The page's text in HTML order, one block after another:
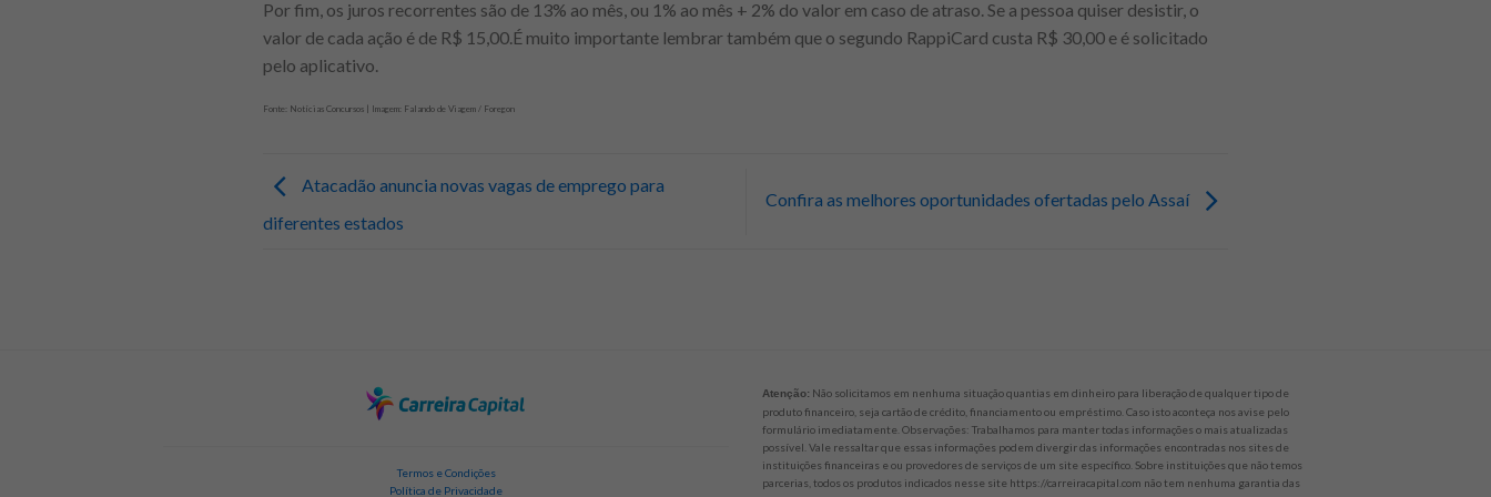
Por fim, os juros recorrentes são de 13% ao mês, ou 1% ao mês + 2% do valor em caso de atraso. Se a pessoa quiser desistir, o
valor de cada ação é de R$ 15,00.É muito importante lembrar também que o segundo RappiCard custa R$ 30,00 e é solicitado
pelo aplicativo.
Fonte: Notícias Concursos | Imagem: Falando de Viagem / Foregon
Atacadão anuncia novas vagas de emprego para
diferentes estados
Confira as melhores oportunidades ofertadas pelo Assaí
Termos e Condições
Política de Privacidade
Atenção: Não solicitamos em nenhuma situação quantias em dinheiro para liberação de qualquer tipo de
produto financeiro, seja cartão de crédito, financiamento ou empréstimo. Caso isto aconteça nos avise pelo
formulário imediatamente. Observações: Trabalhamos para manter todas informações o mais atualizadas
possível. Vale ressaltar que essas informações podem divergir das informações encontradas nos sites de
instituições financeiras e ou provedores de serviços de um site específico. Sobre instituições que não temos
parcerias, todos os produtos indicados nesse site https://carreiracapital.com não tem nenhuma garantia das